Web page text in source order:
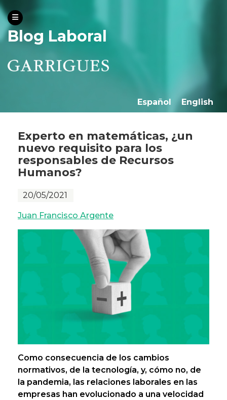
Blog Laboral
Español English
Experto en matemáticas, ¿un
nuevo requisito para los
responsables de Recursos
Humanos?
20/05/2021
Juan Francisco Argente
Como consecuencia de los cambios
normativos, de la tecnología, y, cómo no, de
la pandemia, las relaciones laborales en las
empresas han evolucionado a una velocidad